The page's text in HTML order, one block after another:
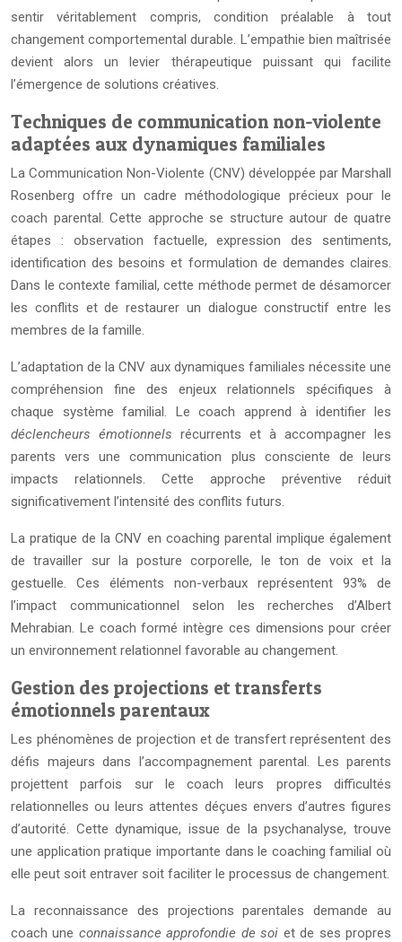
sentir véritablement compris, condition préalable à tout
changement comportemental durable. L’empathie bien maîtrisée
devient alors un levier thérapeutique puissant qui facilite
l’émergence de solutions créatives.
Techniques de communication non-violente
adaptées aux dynamiques familiales
La Communication Non-Violente (CNV) développée par Marshall
Rosenberg offre un cadre méthodologique précieux pour le
coach parental. Cette approche se structure autour de quatre
étapes : observation factuelle, expression des sentiments,
identification des besoins et formulation de demandes claires.
Dans le contexte familial, cette méthode permet de désamorcer
les conflits et de restaurer un dialogue constructif entre les
membres de la famille.
L’adaptation de la CNV aux dynamiques familiales nécessite une
compréhension fine des enjeux relationnels spécifiques à
chaque système familial. Le coach apprend à identifier les
déclencheurs émotionnels récurrents et à accompagner les
parents vers une communication plus consciente de leurs
impacts relationnels. Cette approche préventive réduit
significativement l’intensité des conflits futurs.
La pratique de la CNV en coaching parental implique également
de travailler sur la posture corporelle, le ton de voix et la
gestuelle. Ces éléments non-verbaux représentent 93% de
l’impact communicationnel selon les recherches d’Albert
Mehrabian. Le coach formé intègre ces dimensions pour créer
un environnement relationnel favorable au changement.
Gestion des projections et transferts
émotionnels parentaux
Les phénomènes de projection et de transfert représentent des
défis majeurs dans l’accompagnement parental. Les parents
projettent parfois sur le coach leurs propres difficultés
relationnelles ou leurs attentes déçues envers d’autres figures
d’autorité. Cette dynamique, issue de la psychanalyse, trouve
une application pratique importante dans le coaching familial où
elle peut soit entraver soit faciliter le processus de changement.
La reconnaissance des projections parentales demande au
coach une connaissance approfondie de soi et de ses propres